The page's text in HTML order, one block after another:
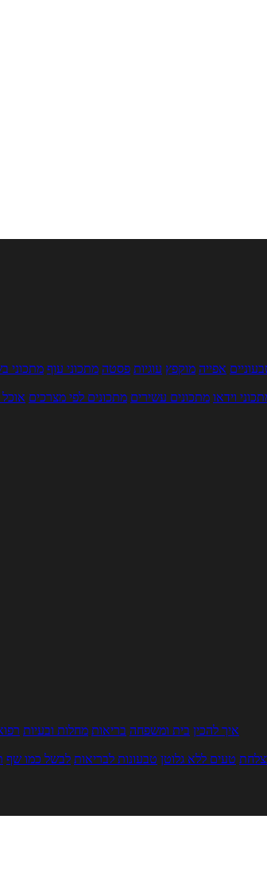
אפייה מוקפץ עוגיות פסטה מתכוני עוף מתכוני
וידאו מתכונים עשירים מתכונים לפי מצרכים
איך להכין בית ומשפחה בריאות מחלות ובעיות
טעים ללא גלוטן טבעונות לבריאות לבשל כמו שף